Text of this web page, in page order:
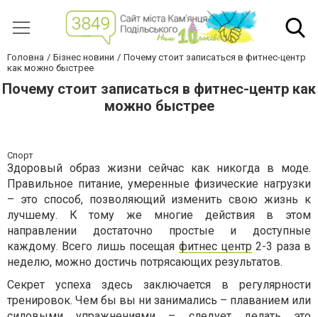
Головна Бізнес новини
Почему стоит записаться в фитнес-центр
как можно быстрее
Почему стоит записаться в фитнес-центр как
можно быстрее
Спорт
Здоровый образ жизни сейчас как никогда в моде.
Правильное питание, умеренные физические нагрузки
– это способ, позволяющий изменить свою жизнь к
лучшему. К тому же многие действия в этом
направлении достаточно простые и доступные
каждому. Всего лишь посещая фитнес центр 2-3 раза в
неделю, можно достичь потрясающих результатов.
Секрет успеха здесь заключается в регулярности
тренировок. Чем бы вы ни занимались – плаванием или